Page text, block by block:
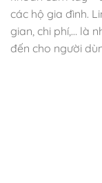
các hộ gia đình.
gian, chi phí,… là
đến cho người